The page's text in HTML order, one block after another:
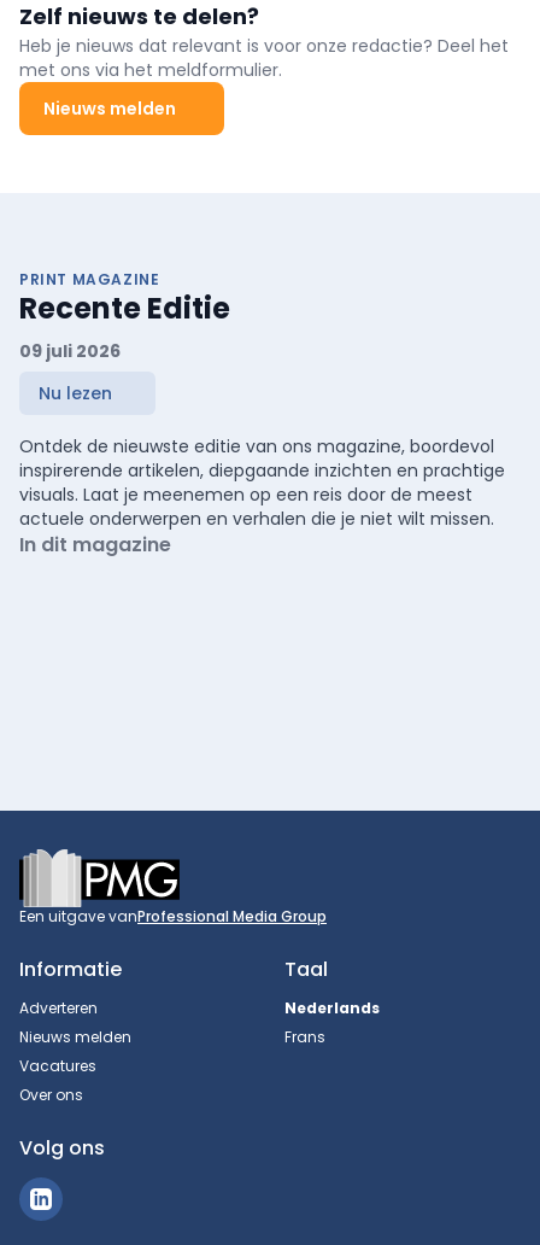
Zelf nieuws te delen?
Heb je nieuws dat relevant is voor onze redactie? Deel het
met ons via het meldformulier.
Nieuws melden
PRINT MAGAZINE
Recente Editie
09 juli 2026
Nu lezen
Ontdek de nieuwste editie van ons magazine, boordevol
inspirerende artikelen, diepgaande inzichten en prachtige
visuals. Laat je meenemen op een reis door de meest
actuele onderwerpen en verhalen die je niet wilt missen.
In dit magazine
Footer
Een uitgave vanProfessional Media Group
Informatie
Adverteren
Nieuws melden
Vacatures
Over ons
Taal
Nederlands
Frans
Volg ons